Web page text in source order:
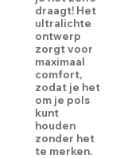
draagt! Het
ultralichte
ontwerp
zorgt voor
maximaal
comfort,
zodat je het
om je pols
kunt
houden
zonder het
te merken.